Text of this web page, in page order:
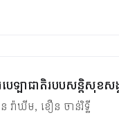
បេឡាជាតិរបបសន្តិសុខ​
វ៉ាឃីម​, ខឿន ចាន់រិទ្ធី​